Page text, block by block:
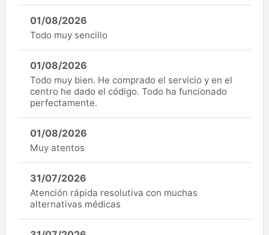
01/08/2026
Todo muy sencillo
01/08/2026
Todo muy bien. He comprado el servicio y en el
centro he dado el código. Todo ha funcionado
perfectamente.
01/08/2026
Muy atentos
31/07/2026
Atención rápida resolutiva con muchas
alternativas médicas